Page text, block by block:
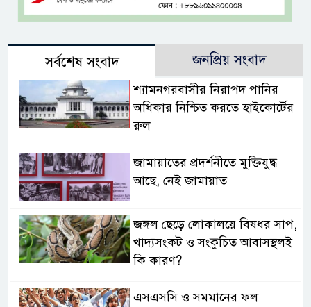
সর্বশেষ সংবাদ জনপ্রিয় সংবাদ
শ্যামনগরবাসীর নিরাপদ পানির
অধিকার নিশ্চিত করতে হাইকোর্টের
রুল
জামায়াতের প্রদর্শনীতে মুক্তিযুদ্ধ
আছে, নেই জামায়াত
জঙ্গল ছেড়ে লোকালয়ে বিষধর সাপ,
খাদ্যসংকট ও সংকুচিত আবাসস্থলই
কি কারণ?
এসএসসি ও সমমানের ফল